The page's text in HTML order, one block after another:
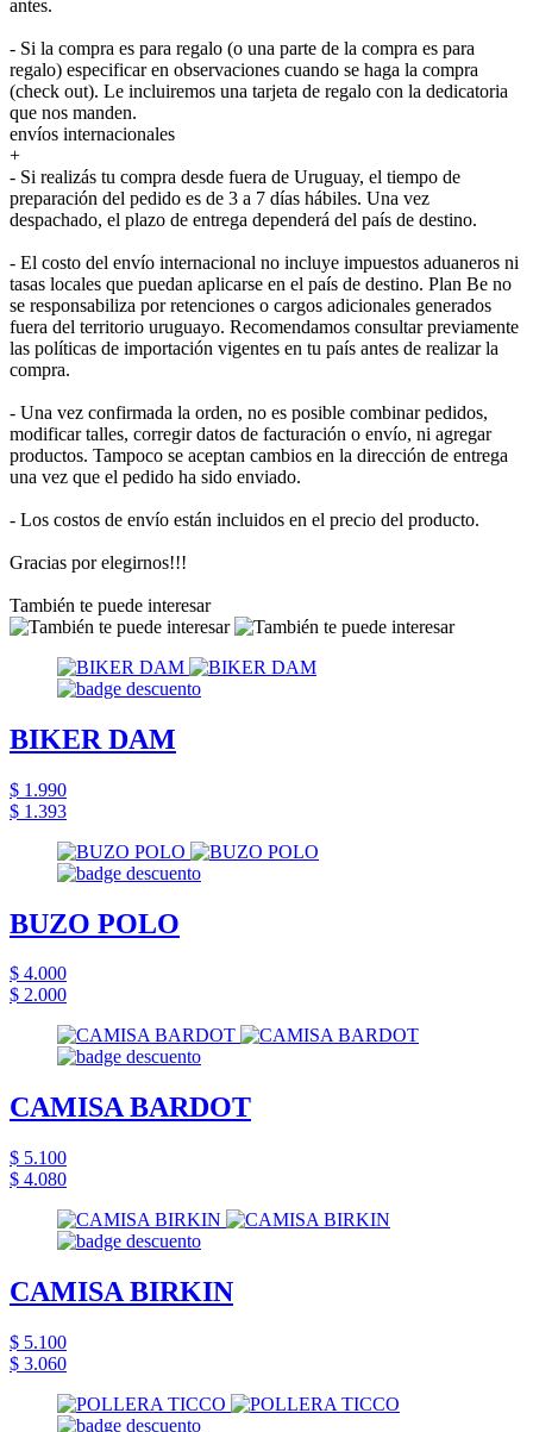
antes.
- Si la compra es para regalo (o una parte de la compra es para
regalo) especificar en observaciones cuando se haga la compra
(check out). Le incluiremos una tarjeta de regalo con la dedicatoria
que nos manden.
envíos internacionales
+
- Si realizás tu compra desde fuera de Uruguay, el tiempo de
preparación del pedido es de 3 a 7 días hábiles. Una vez
despachado, el plazo de entrega dependerá del país de destino.
- El costo del envío internacional no incluye impuestos aduaneros ni
tasas locales que puedan aplicarse en el país de destino. Plan Be no
se responsabiliza por retenciones o cargos adicionales generados
fuera del territorio uruguayo. Recomendamos consultar previamente
las políticas de importación vigentes en tu país antes de realizar la
compra.
- Una vez confirmada la orden, no es posible combinar pedidos,
modificar talles, corregir datos de facturación o envío, ni agregar
productos. Tampoco se aceptan cambios en la dirección de entrega
una vez que el pedido ha sido enviado.
- Los costos de envío están incluidos en el precio del producto.
Gracias por elegirnos!!!
También te puede interesar
BIKER DAM
$ 1.990
$ 1.393
BUZO POLO
$ 4.000
$ 2.000
CAMISA BARDOT
$ 5.100
$ 4.080
CAMISA BIRKIN
$ 5.100
$ 3.060